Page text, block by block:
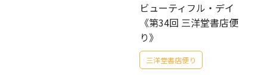
ビューティフル・デイ
《第34回 三洋堂書店便
り》
三洋堂書店便り